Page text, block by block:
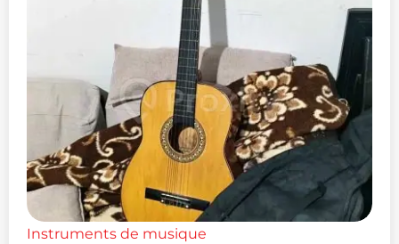
Instruments de musique